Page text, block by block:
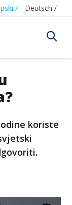
/ Deutsch /
koriste